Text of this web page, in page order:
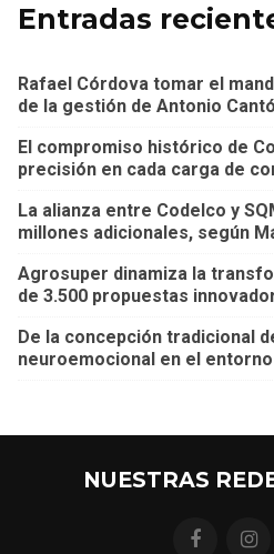
Entradas
Rafael Córdova tomar el
de la gestión de Antonio Cantó
El compromiso histórico de
precisión en cada carga de
La alianza entre Codelco y
millones adicionales, según
Agrosuper dinamiza la
de 3.500 propuestas
De la concepción tradicional
neuroemocional en el
NUESTRAS